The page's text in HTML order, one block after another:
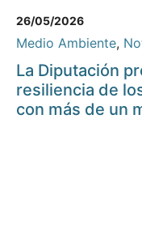
26/05/2026
Medio Ambiente,
La Diputación
resiliencia de
con más de un